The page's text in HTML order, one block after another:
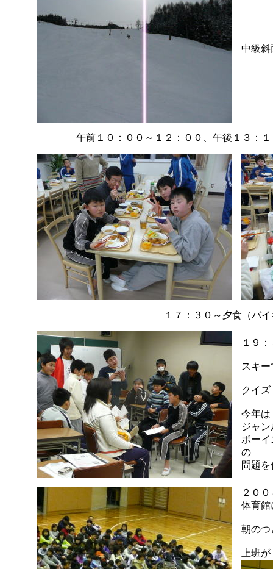
中級斜
午前１０：００～１２：００、午後１３：
１７：３０～夕食（バ
１９
スキ
クイ
今年
ジャン
ボー
の
問題
２０
体育館
朝のつ
上班